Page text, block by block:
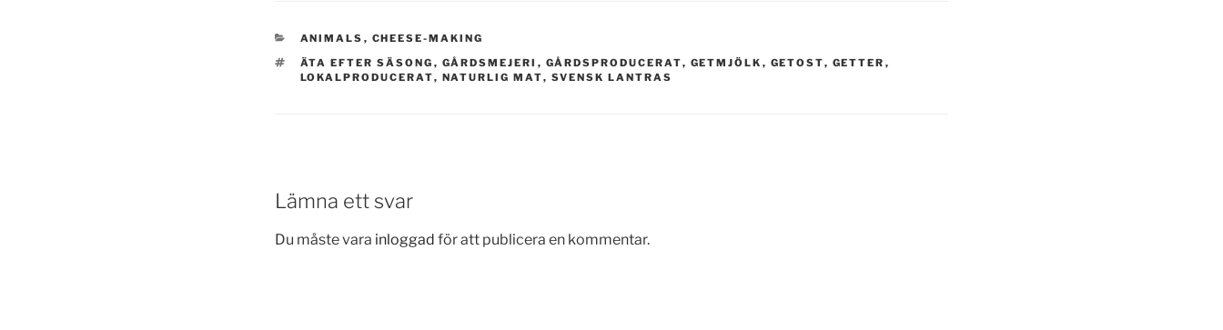
KATEGORIER
ANIMALS , CHEESE-MAKING
TAGGAR
ÄTA EFTER SÄSONG , GÅRDSMEJERI , GÅRDSPRODUCERAT, GETMJÖLK , GETOST, GETTER ,
LOKALPRODUCERAT, NATURLIG MAT, SVENSK LANTRAS
Lämna ett svar
Du måste vara inloggad för att publicera en kommentar.